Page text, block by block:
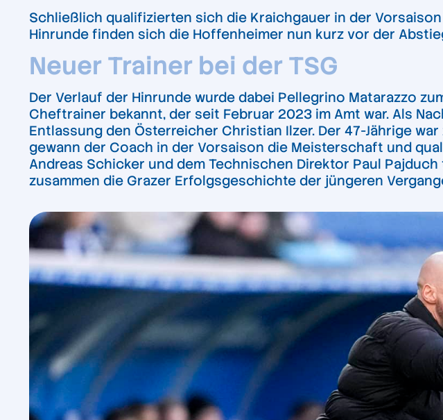
Schließlich qualifizierten sich die Kraichgauer in der
Hinrunde finden sich die Hoffenheimer nun kurz vor der
Neuer Trainer bei der TSG
Der Verlauf der Hinrunde wurde dabei Pellegrino Matarazzo
Cheftrainer bekannt, der seit Februar 2023 im Amt war. Als
Entlassung den Österreicher Christian Ilzer. Der 47-Jährige
gewann der Coach in der Vorsaison die Meisterschaft und
Andreas Schicker und dem Technischen Direktor Paul
zusammen die Grazer Erfolgsgeschichte der jüngeren